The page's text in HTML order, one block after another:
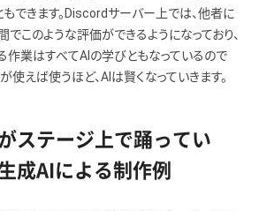
もできます。Discordサーバー上では、他者に
このような評価ができるようになっており、
作業はすべてAIの学びともなっているので
使えば使うほど、AIは賢くなっていきます。
ステージ上で踊ってい
成AIによる制作例